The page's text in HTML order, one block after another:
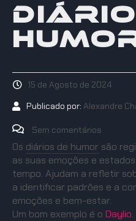
15 de Agosto de 2024
Publicado por: Alexandre
Sem comentários
Os diários de humor são
as suas emoções e
tempo. Ajudam a refletir
a identificar padrões e a
emoções e bem-estar.
Um bom exemplo é o Daylio.